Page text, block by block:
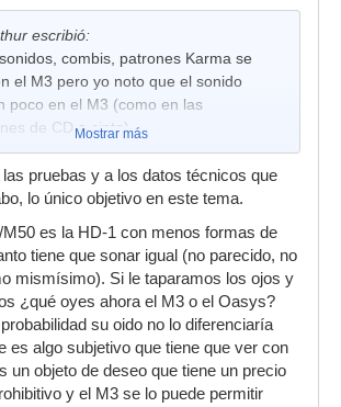
escribió:
combis, patrones Karma se
el M3 pero yo noto que el sonido
poco en el M3 (como en las
de CD a cinta).
Mostrar más
pruebas y a los datos técnicos que
lo único objetivo en este tema.
M50 es la HD-1 con menos formas de
tiene que sonar igual (no parecido, no
mismísimo). Si le taparamos los ojos y
¿qué oyes ahora el M3 o el Oasys?
su oido no lo diferenciaría
es algo subjetivo que tiene que ver con
un objeto de deseo que tiene un precio
y el M3 se lo puede permitir